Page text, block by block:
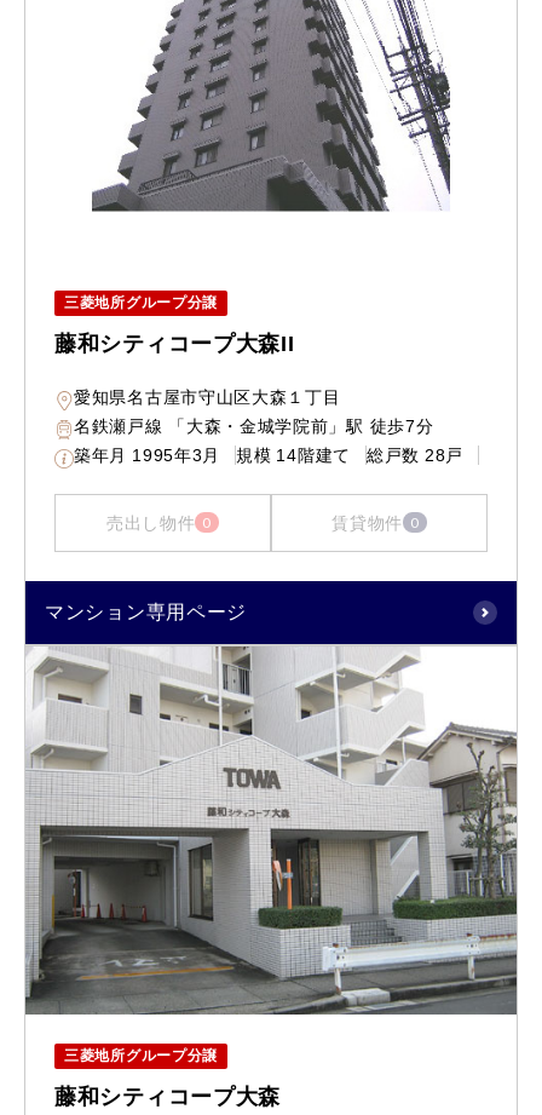
三菱地所グループ分譲
藤和シティコープ大森II
愛知県名古屋市守山区大森１丁目
名鉄瀬戸線 「大森・金城学院前」駅 徒歩7分
築年月 1995年3月 規模 14階建て 総戸数 28戸
売出し物件 0 賃貸物件 0
マンション専用ページ
三菱地所グループ分譲
藤和シティコープ大森